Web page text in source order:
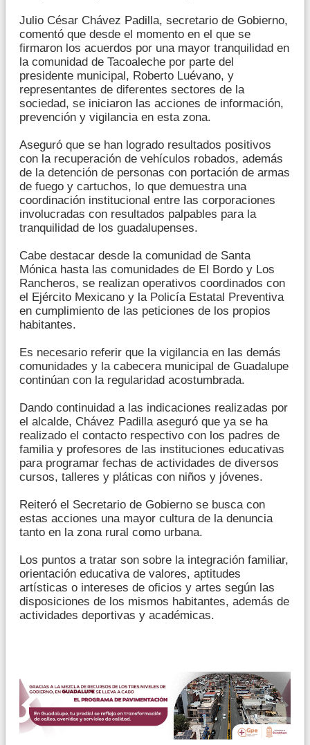
Julio César Chávez Padilla, secretario de Gobierno,
comentó que desde el momento en el que se
firmaron los acuerdos por una mayor tranquilidad en
la comunidad de Tacoaleche por parte del
presidente municipal, Roberto Luévano, y
representantes de diferentes sectores de la
sociedad, se iniciaron las acciones de información,
prevención y vigilancia en esta zona.
Aseguró que se han logrado resultados positivos
con la recuperación de vehículos robados, además
de la detención de personas con portación de armas
de fuego y cartuchos, lo que demuestra una
coordinación institucional entre las corporaciones
involucradas con resultados palpables para la
tranquilidad de los guadalupenses.
Cabe destacar desde la comunidad de Santa
Mónica hasta las comunidades de El Bordo y Los
Rancheros, se realizan operativos coordinados con
el Ejército Mexicano y la Policía Estatal Preventiva
en cumplimiento de las peticiones de los propios
habitantes.
Es necesario referir que la vigilancia en las demás
comunidades y la cabecera municipal de Guadalupe
continúan con la regularidad acostumbrada.
Dando continuidad a las indicaciones realizadas por
el alcalde, Chávez Padilla aseguró que ya se ha
realizado el contacto respectivo con los padres de
familia y profesores de las instituciones educativas
para programar fechas de actividades de diversos
cursos, talleres y pláticas con niños y jóvenes.
Reiteró el Secretario de Gobierno se busca con
estas acciones una mayor cultura de la denuncia
tanto en la zona rural como urbana.
Los puntos a tratar son sobre la integración familiar,
orientación educativa de valores, aptitudes
artísticas o intereses de oficios y artes según las
disposiciones de los mismos habitantes, además de
actividades deportivas y académicas.